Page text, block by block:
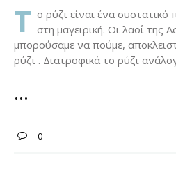
Τ ο ρύζι είναι ένα
στη μαγειρική. Οι λαοί της
μπορούσαμε να πούμε,
ρύζι . Διατροφικά το ρύζι
0